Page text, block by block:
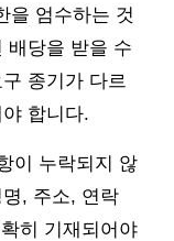
을 엄수하는 것
배당을 받을 수
종기가 다르
합니다.
이 누락되지 않
, 주소, 연락
히 기재되어야